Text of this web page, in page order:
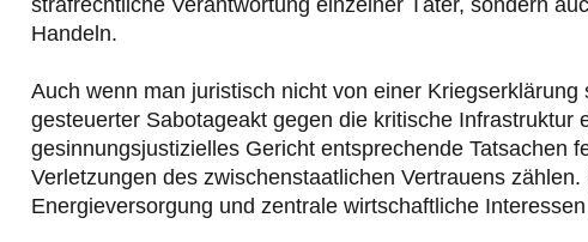
strafrechtliche Verantwortung einzelner Täter, sondern
Handeln.
Auch wenn man juristisch nicht von einer
gesteuerter Sabotageakt gegen die kritische
gesinnungsjustizielles Gericht entsprechende Tatsachen
Verletzungen des zwischenstaatlichen Vertrauens
Energieversorgung und zentrale wirtschaftliche